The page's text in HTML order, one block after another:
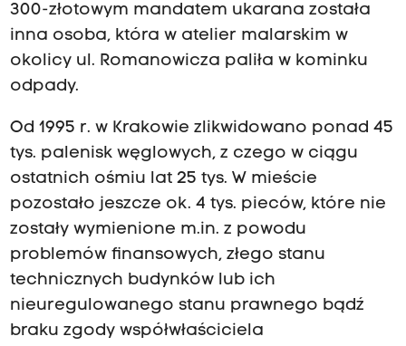
300-złotowym mandatem ukarana została
inna osoba, która w atelier malarskim w
okolicy ul. Romanowicza paliła w kominku
odpady.
Od 1995 r. w Krakowie zlikwidowano ponad 45
tys. palenisk węglowych, z czego w ciągu
ostatnich ośmiu lat 25 tys. W mieście
pozostało jeszcze ok. 4 tys. pieców, które nie
zostały wymienione m.in. z powodu
problemów finansowych, złego stanu
technicznych budynków lub ich
nieuregulowanego stanu prawnego bądź
braku zgody współwłaściciela